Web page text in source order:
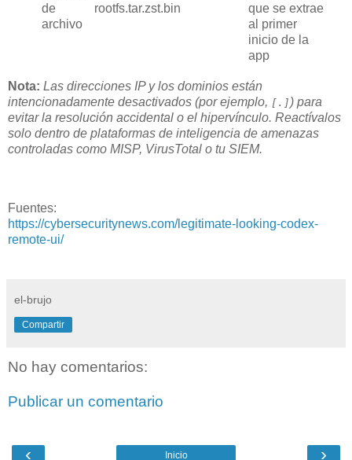
de
archivo
rootfs.tar.zst.bin
que se extrae
al primer
inicio de la
app
Nota: Las direcciones IP y los dominios están
intencionadamente desactivados (por ejemplo, [.] ) para
evitar la resolución accidental o el hipervínculo. Reactívalos
solo dentro de plataformas de inteligencia de amenazas
controladas como MISP, VirusTotal o tu SIEM.
Fuentes:
https://cybersecuritynews.com/legitimate-looking-codex-
remote-ui/
el-brujo
Compartir
No hay comentarios:
Publicar un comentario
‹ ›
Inicio